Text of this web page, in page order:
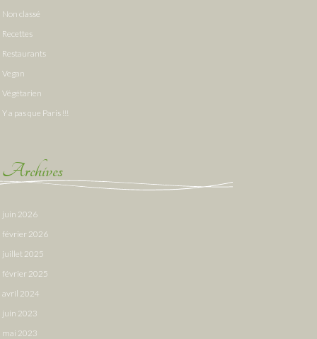
Non classé
Recettes
Restaurants
Vegan
Végétarien
Y a pas que Paris !!!
Archives
juin 2026
février 2026
juillet 2025
février 2025
avril 2024
juin 2023
mai 2023